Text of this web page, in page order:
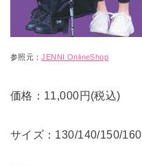
参照元：JENNI OnlineShop
価格：11,000円(税込)
サイズ：130/140/150/160